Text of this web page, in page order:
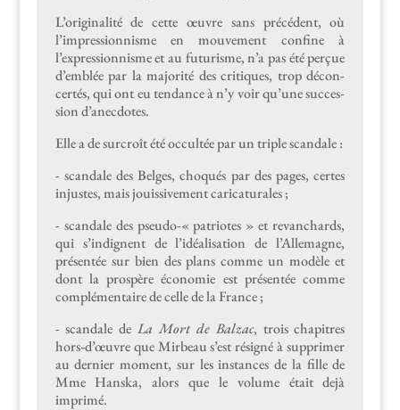
L’originalité de cette œuvre sans précé­dent, où
l’impressionnisme en mou­ve­ment con­fine à
l’expressionnisme et au futur­isme, n’a pas été perçue
d’emblée par la majorité des cri­tiques, trop décon­
certés, qui ont eu ten­dance à n’y voir qu’une suc­ces­
sion d’anecdotes.
Elle a de sur­croît été occultée par un triple scandale :
- scan­dale des Belges, choqués par des pages, certes
injustes, mais jouis­sive­ment caricaturales ;
- scan­dale des pseu­do-«patri­otes » et revan­chards,
qui s’indignent de l’idéalisation de l’Allemagne,
présen­tée sur bien des plans comme un mod­èle et
dont la prospère économie est présen­tée comme
com­plé­men­taire de celle de la France ;
- scan­dale deLa Mort de Balzac, trois chapitres
hors‑d’œuvre que Mir­beau s’est résigné à sup­primer
au dernier moment, sur les instances de la fille de
Mme Han­s­ka, alors que le vol­ume était dejà
imprimé.